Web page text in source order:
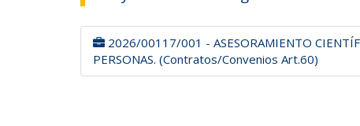
2026/00117/001 - ASESORAMIENTO
PERSONAS. (Contratos/Convenios Art.60)